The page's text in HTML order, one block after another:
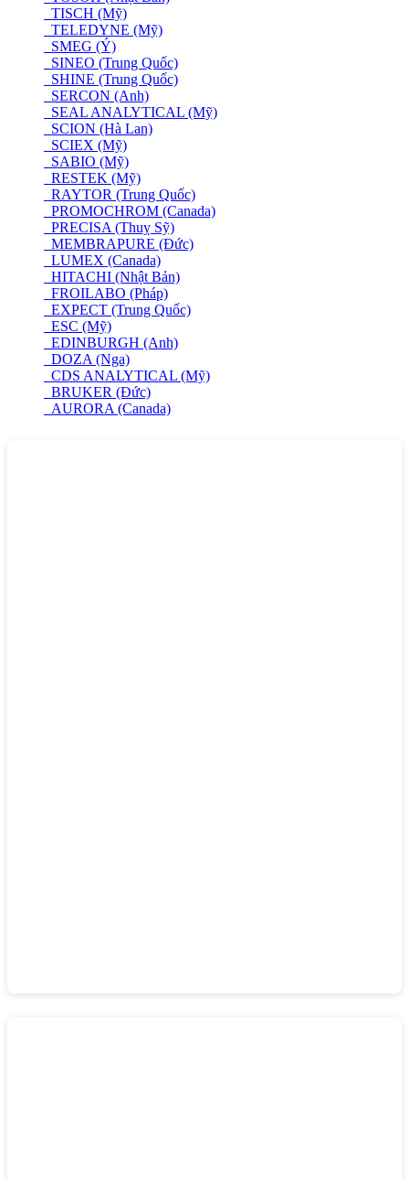
TISCH (Mỹ)
TELEDYNE (Mỹ)
SMEG (Ý)
SINEO (Trung Quốc)
SHINE (Trung Quốc)
SERCON (Anh)
SEAL ANALYTICAL (Mỹ)
SCION (Hà Lan)
SCIEX (Mỹ)
SABIO (Mỹ)
RESTEK (Mỹ)
RAYTOR (Trung Quốc)
PROMOCHROM (Canada)
PRECISA (Thuỵ Sỹ)
MEMBRAPURE (Đức)
LUMEX (Canada)
HITACHI (Nhật Bản)
FROILABO (Pháp)
EXPECT (Trung Quốc)
ESC (Mỹ)
EDINBURGH (Anh)
DOZA (Nga)
CDS ANALYTICAL (Mỹ)
BRUKER (Đức)
AURORA (Canada)